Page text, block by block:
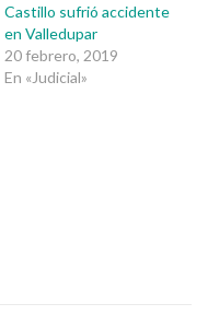
Castillo sufrió accidente
en Valledupar
20 febrero, 2019
En «Judicial»